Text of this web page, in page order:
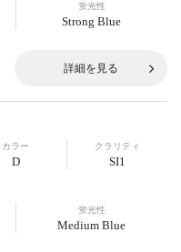
蛍光性
Strong Blue
詳細を見る
カラー
D
クラリティ
SI1
蛍光性
Medium Blue